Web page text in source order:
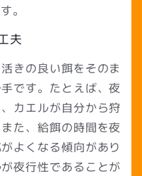
。
夫
きの良い餌をそのま
です。たとえば、夜
カエルが自分から狩
た、給餌の時間を夜
よくなる傾向があり
夜行性であることが